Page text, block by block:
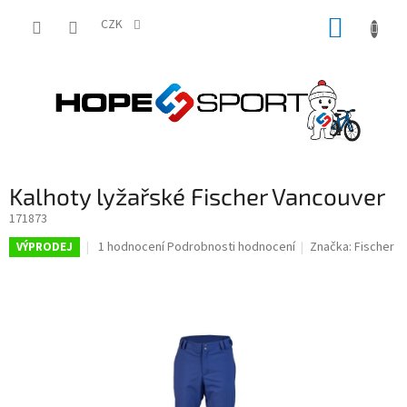
CZK
Kalhoty lyžařské Fischer Vancouver
171873
VÝPRODEJ
Průměrné
1 hodnoceníPodrobnosti hodnocení Značka:Fischer